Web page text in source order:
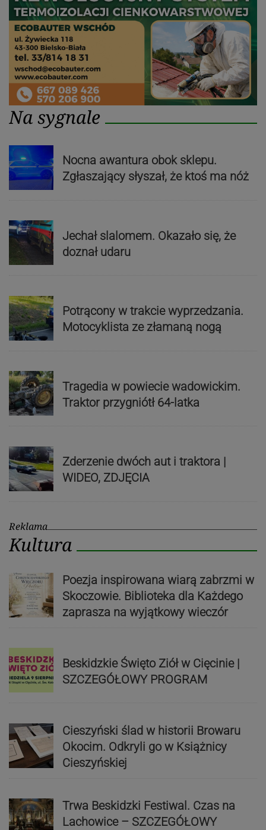
Na sygnale
Nocna awantura obok sklepu.
Zgłaszający słyszał, że ktoś ma nóż
Jechał slalomem. Okazało się, że
doznał udaru
Potrącony w trakcie wyprzedzania.
Motocyklista ze złamaną nogą
Tragedia w powiecie wadowickim.
Traktor przygniótł 64-latka
Zderzenie dwóch aut i traktora |
WIDEO, ZDJĘCIA
Reklama
Kultura
Poezja inspirowana wiarą zabrzmi w
Skoczowie. Biblioteka dla Każdego
zaprasza na wyjątkowy wieczór
Beskidzkie Święto Ziół w Cięcinie |
SZCZEGÓŁOWY PROGRAM
Cieszyński ślad w historii Browaru
Okocim. Odkryli go w Książnicy
Cieszyńskiej
Trwa Beskidzki Festiwal. Czas na
Lachowice – SZCZEGÓŁOWY